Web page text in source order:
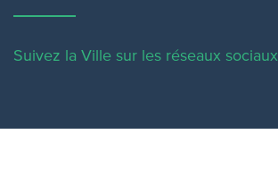
Suivez la Ville sur les réseaux sociaux